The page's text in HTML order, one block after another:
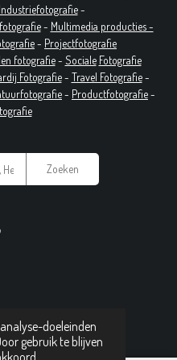
doeleinden
gebruik te blijven
Industriefotografie-
- Multimedia producties -
- Projectfotografie
fotografie- Sociale Fotografie
Fotografie- Travel Fotografie-
- Productfotografie-
Zoeken